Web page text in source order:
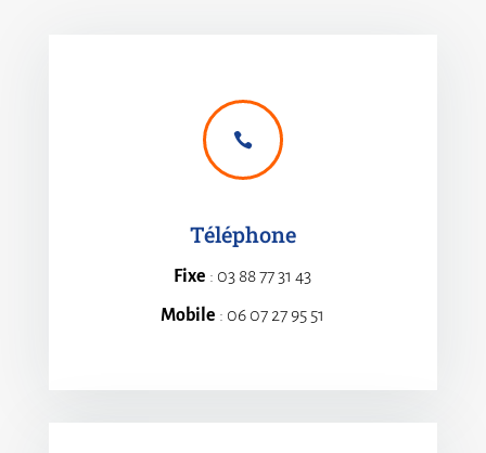

Téléphone
Fixe : 03 88 77 31 43
Mobile : 06 07 27 95 51